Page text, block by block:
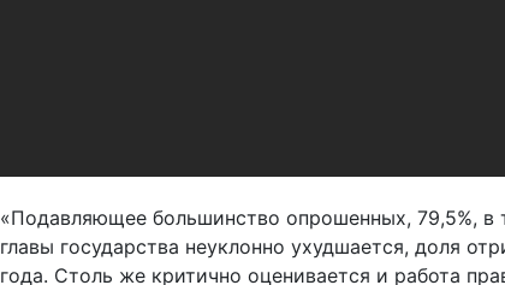
«Подавляющее большинство опрошенных, 79,5%,
главы государства неуклонно ухудшается, доля
года. Столь же критично оценивается и работа